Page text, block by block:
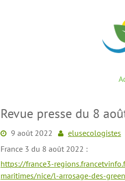
Revue presse du 8
9 août 2022
elusecologistes
France 3 du 8 août 2022 :
https://france3-
maritimes/nice/l-arrosage-des-